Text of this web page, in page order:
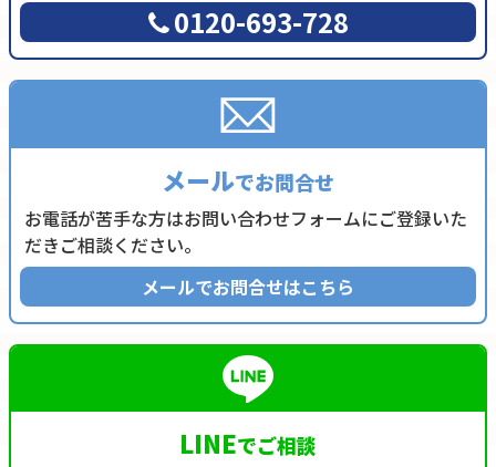
0120-693-728
メールでお問合せ
お電話が苦手な方はお問い合わせフォームにご登録いた
だきご相談ください。
メールでお問合せはこちら
LINEでご相談